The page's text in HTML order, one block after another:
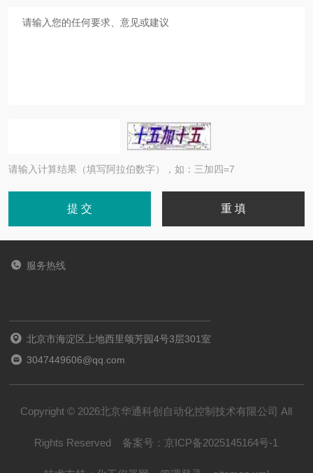
请输入计算结果（填写阿拉伯数字），如：三加四=7
服务热线
北京市海淀区上地西里颂芳园4号3层301室
3047449606@qq.com
Copyright © 2026北京华通科创自动化控制技术有限公司 All
Rights Reserved 备案号： 京ICP备2025145164号-1